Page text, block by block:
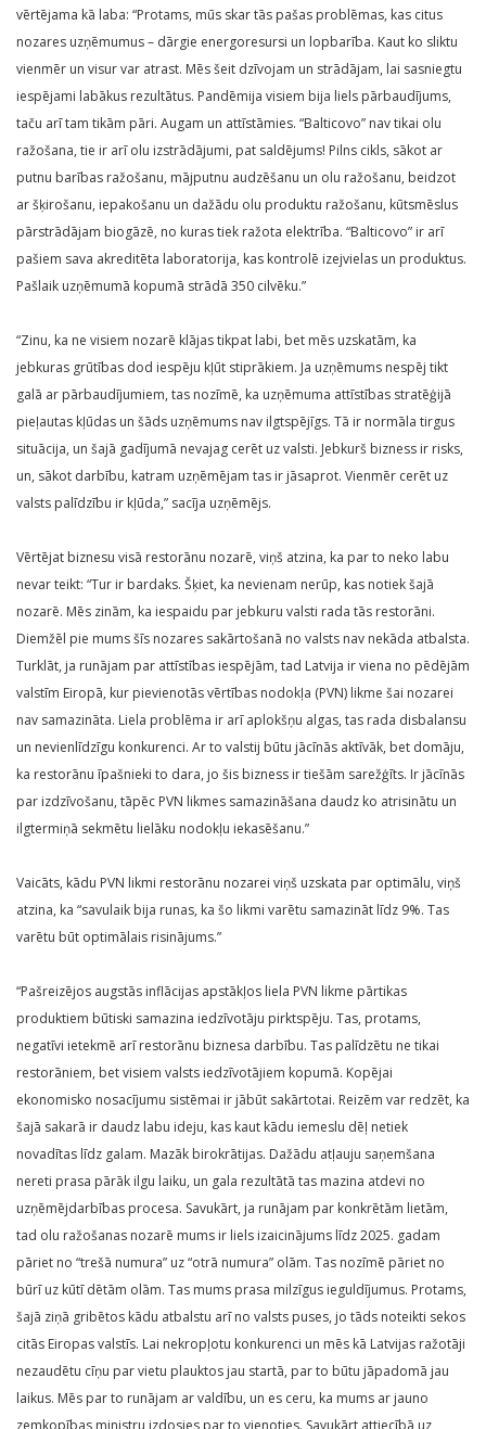
vērtējama kā laba: “Protams, mūs skar tās pašas problēmas, kas citus
nozares uzņēmumus – dārgie energoresursi un lopbarība. Kaut ko sliktu
vienmēr un visur var atrast. Mēs šeit dzīvojam un strādājam, lai sasniegtu
iespējami labākus rezultātus. Pandēmija visiem bija liels pārbaudījums,
taču arī tam tikām pāri. Augam un attīstāmies. “Balticovo” nav tikai olu
ražošana, tie ir arī olu izstrādājumi, pat saldējums! Pilns cikls, sākot ar
putnu barības ražošanu, mājputnu audzēšanu un olu ražošanu, beidzot
ar šķirošanu, iepakošanu un dažādu olu produktu ražošanu, kūtsmēslus
pārstrādājam biogāzē, no kuras tiek ražota elektrība. “Balticovo” ir arī
pašiem sava akreditēta laboratorija, kas kontrolē izejvielas un produktus.
Pašlaik uzņēmumā kopumā strādā 350 cilvēku.”
“Zinu, ka ne visiem nozarē klājas tikpat labi, bet mēs uzskatām, ka
jebkuras grūtības dod iespēju kļūt stiprākiem. Ja uzņēmums nespēj tikt
galā ar pārbaudījumiem, tas nozīmē, ka uzņēmuma attīstības stratēģijā
pieļautas kļūdas un šāds uzņēmums nav ilgtspējīgs. Tā ir normāla tirgus
situācija, un šajā gadījumā nevajag cerēt uz valsti. Jebkurš bizness ir risks,
un, sākot darbību, katram uzņēmējam tas ir jāsaprot. Vienmēr cerēt uz
valsts palīdzību ir kļūda,” sacīja uzņēmējs.
Vērtējat biznesu visā restorānu nozarē, viņš atzina, ka par to neko labu
nevar teikt: “Tur ir bardaks. Šķiet, ka nevienam nerūp, kas notiek šajā
nozarē. Mēs zinām, ka iespaidu par jebkuru valsti rada tās restorāni.
Diemžēl pie mums šīs nozares sakārtošanā no valsts nav nekāda atbalsta.
Turklāt, ja runājam par attīstības iespējām, tad Latvija ir viena no pēdējām
valstīm Eiropā, kur pievienotās vērtības nodokļa (PVN) likme šai nozarei
nav samazināta. Liela problēma ir arī aplokšņu algas, tas rada disbalansu
un nevienlīdzīgu konkurenci. Ar to valstij būtu jācīnās aktīvāk, bet domāju,
ka restorānu īpašnieki to dara, jo šis bizness ir tiešām sarežģīts. Ir jācīnās
par izdzīvošanu, tāpēc PVN likmes samazināšana daudz ko atrisinātu un
ilgtermiņā sekmētu lielāku nodokļu iekasēšanu.”
Vaicāts, kādu PVN likmi restorānu nozarei viņš uzskata par optimālu, viņš
atzina, ka “savulaik bija runas, ka šo likmi varētu samazināt līdz 9%. Tas
varētu būt optimālais risinājums.”
“Pašreizējos augstās inflācijas apstākļos liela PVN likme pārtikas
produktiem būtiski samazina iedzīvotāju pirktspēju. Tas, protams,
negatīvi ietekmē arī restorānu biznesa darbību. Tas palīdzētu ne tikai
restorāniem, bet visiem valsts iedzīvotājiem kopumā. Kopējai
ekonomisko nosacījumu sistēmai ir jābūt sakārtotai. Reizēm var redzēt, ka
šajā sakarā ir daudz labu ideju, kas kaut kādu iemeslu dēļ netiek
novadītas līdz galam. Mazāk birokrātijas. Dažādu atļauju saņemšana
nereti prasa pārāk ilgu laiku, un gala rezultātā tas mazina atdevi no
uzņēmējdarbības procesa. Savukārt, ja runājam par konkrētām lietām,
tad olu ražošanas nozarē mums ir liels izaicinājums līdz 2025. gadam
pāriet no “trešā numura” uz “otrā numura” olām. Tas nozīmē pāriet no
būrī uz kūtī dētām olām. Tas mums prasa milzīgus ieguldījumus. Protams,
šajā ziņā gribētos kādu atbalstu arī no valsts puses, jo tāds noteikti sekos
citās Eiropas valstīs. Lai nekropļotu konkurenci un mēs kā Latvijas ražotāji
nezaudētu cīņu par vietu plauktos jau startā, par to būtu jāpadomā jau
laikus. Mēs par to runājam ar valdību, un es ceru, ka mums ar jauno
zemkopības ministru izdosies par to vienoties. Savukārt attiecībā uz